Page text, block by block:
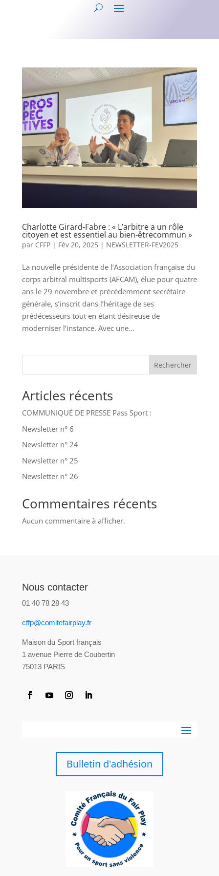
Charlotte Girard-Fabre : « L’arbitre a un rôle
citoyen et est essentiel au bien-êtrecommun »
par CFFP| Fév 20, 2025| NEWSLETTER-FEV2025
La nouvelle présidente de l’Association française du
corps arbitral multisports (AFCAM), élue pour quatre
ans le 29 novembre et précédemment secrétaire
générale, s’inscrit dans l’héritage de ses
prédécesseurs tout en étant désireuse de
moderniser l’instance. Avec une...
Rechercher
Articles récents
COMMUNIQUÉ DE PRESSE Pass Sport :
Newsletter n° 6
Newsletter n° 24
Newsletter n° 25
Newsletter n° 26
Commentaires récents
Aucun commentaire à afficher.
Nous contacter
01 40 78 28 43
cffp@comitefairplay.fr
Maison du Sport français
1 avenue Pierre de Coubertin
75013 PARIS
Bulletin d'adhésion